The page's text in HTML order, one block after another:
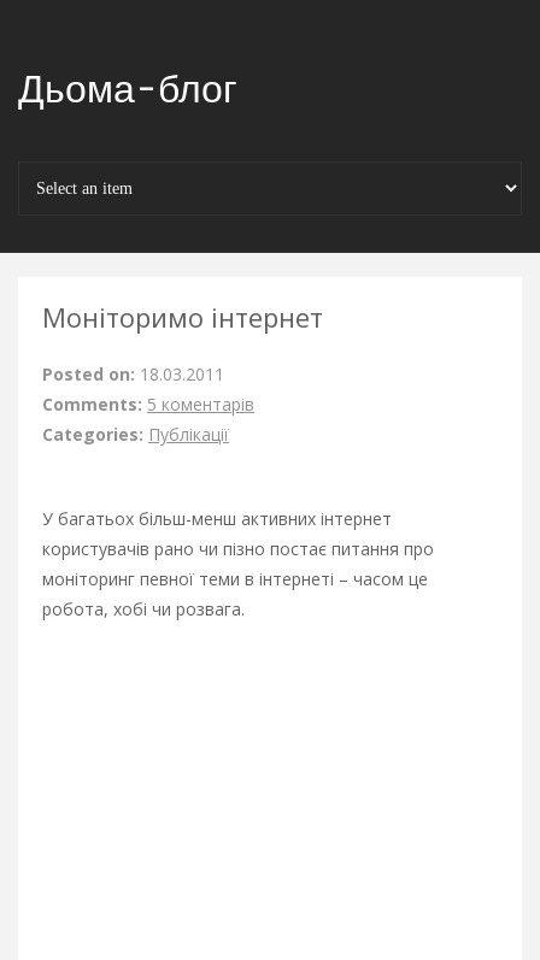
Дьома-блог
Моніторимо інтернет
Posted on: 18.03.2011
Comments: 5 коментарів
Categories: Публікації
У багатьох більш-менш активних інтернет
користувачів рано чи пізно постає питання про
моніторинг певної теми в інтернеті – часом це
робота, хобі чи розвага.